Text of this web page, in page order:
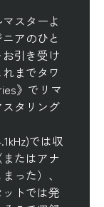
スターよ
アのひと
引き受け
までタワ
》でリマ
タリング
では収
たはアナ
った）、
トでは発